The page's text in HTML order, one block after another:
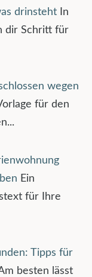
drinsteht
In
dir Schritt für
wegen
für den
Ein
für Ihre
Tipps für
besten lässt